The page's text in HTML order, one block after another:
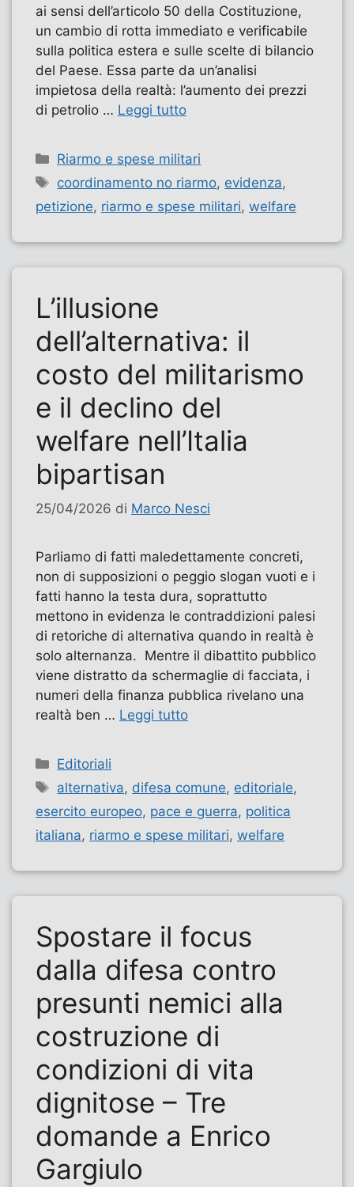
ai sensi dell’articolo 50 della Costituzione,
un cambio di rotta immediato e verificabile
sulla politica estera e sulle scelte di bilancio
del Paese. Essa parte da un’analisi
impietosa della realtà: l’aumento dei prezzi
di petrolio … Leggi tutto
Categorie
Riarmo e spese militari
Tag
coordinamento no riarmo, evidenza,
petizione, riarmo e spese militari, welfare
L’illusione
dell’alternativa: il
costo del militarismo
e il declino del
welfare nell’Italia
bipartisan
25/04/2026 di Marco Nesci
Parliamo di fatti maledettamente concreti,
non di supposizioni o peggio slogan vuoti e i
fatti hanno la testa dura, soprattutto
mettono in evidenza le contraddizioni palesi
di retoriche di alternativa quando in realtà è
solo alternanza. Mentre il dibattito pubblico
viene distratto da schermaglie di facciata, i
numeri della finanza pubblica rivelano una
realtà ben … Leggi tutto
Categorie
Editoriali
Tag
alternativa, difesa comune, editoriale,
esercito europeo, pace e guerra, politica
italiana, riarmo e spese militari, welfare
Spostare il focus
dalla difesa contro
presunti nemici alla
costruzione di
condizioni di vita
dignitose – Tre
domande a Enrico
Gargiulo